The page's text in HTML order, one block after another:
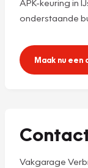
APK-keuring in
onderstaande
Maak nu een
Vakgarage